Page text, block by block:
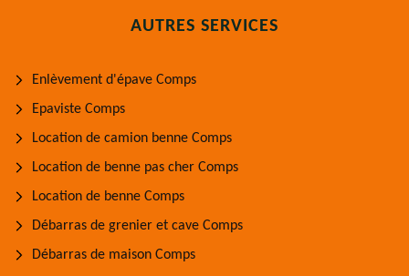
AUTRES SERVICES
Enlèvement d'épave Comps
Epaviste Comps
Location de camion benne Comps
Location de benne pas cher Comps
Location de benne Comps
Débarras de grenier et cave Comps
Débarras de maison Comps